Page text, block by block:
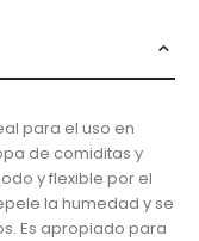
para el uso en
de comiditas y
y flexible por el
la humedad y se
Es apropiado para